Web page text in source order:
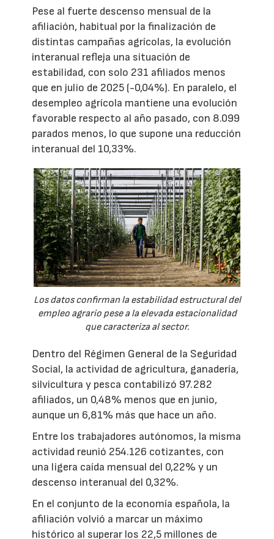
Pese al fuerte descenso mensual de la
afiliación, habitual por la finalización de
distintas campañas agrícolas, la evolución
interanual refleja una situación de
estabilidad, con solo 231 afiliados menos
que en julio de 2025 (-0,04%). En paralelo, el
desempleo agrícola mantiene una evolución
favorable respecto al año pasado, con 8.099
parados menos, lo que supone una reducción
interanual del 10,33%.
Los datos confirman la estabilidad estructural del
empleo agrario pese a la elevada estacionalidad
que caracteriza al sector.
Dentro del Régimen General de la Seguridad
Social, la actividad de agricultura, ganadería,
silvicultura y pesca contabilizó 97.282
afiliados, un 0,48% menos que en junio,
aunque un 6,81% más que hace un año.
Entre los trabajadores autónomos, la misma
actividad reunió 254.126 cotizantes, con
una ligera caída mensual del 0,22% y un
descenso interanual del 0,32%.
En el conjunto de la economía española, la
afiliación volvió a marcar un máximo
histórico al superar los 22,5 millones de